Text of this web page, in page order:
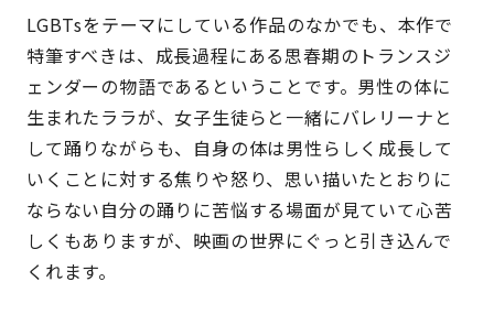
LGBTsをテーマにしている作品のなかでも、本作で
特筆すべきは、成長過程にある思春期のトランスジ
ェンダーの物語であるということです。男性の体に
生まれたララが、女子生徒らと一緒にバレリーナと
して踊りながらも、自身の体は男性らしく成長して
いくことに対する焦りや怒り、思い描いたとおりに
ならない自分の踊りに苦悩する場面が見ていて心苦
しくもありますが、映画の世界にぐっと引き込んで
くれます。